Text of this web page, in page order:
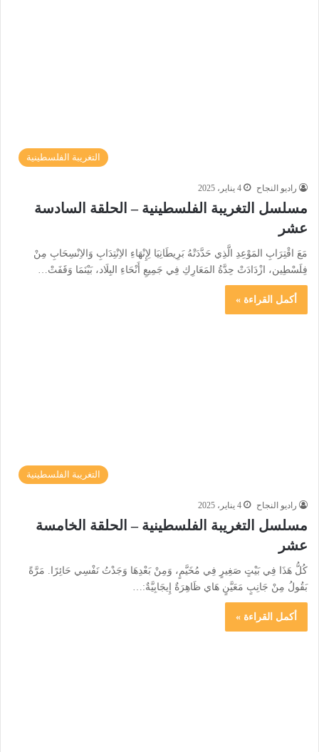
التغريبة الفلسطينية
راديو النجاح 4 يناير، 2025
مسلسل التغريبة الفلسطينية – الحلقة السادسة
عشر
مَعَ اقْتِرَابِ المَوْعِدِ الَّذِي حَدَّدَتْهُ بَرِيطَانِيَا لِإِنْهَاءِ الاِنْتِدَابِ وَالاِنْسِحَابِ مِنْ
فِلَسْطِين، ازْدَادَتْ حِدَّةُ المَعَارِكِ فِي جَمِيعِ أَنْحَاءِ البِلَاد، بَيْنَمَا وَقَفَتْ…
أكمل القراءة »
التغريبة الفلسطينية
راديو النجاح 4 يناير، 2025
مسلسل التغريبة الفلسطينية – الحلقة الخامسة
عشر
كُلُّ هَذَا فِي بَيْتٍ صَغِيرٍ فِي مُخَيَّمٍ، وَمِنْ بَعْدِهَا وَجَدْتُ نَفْسِي حَائِرًا. مَرَّةً
بَقُولُ مِنْ جَانِبٍ مَعَيَّنٍ هَاي ظَاهِرَةٌ إِيجَابِيَّةٌ:…
أكمل القراءة »